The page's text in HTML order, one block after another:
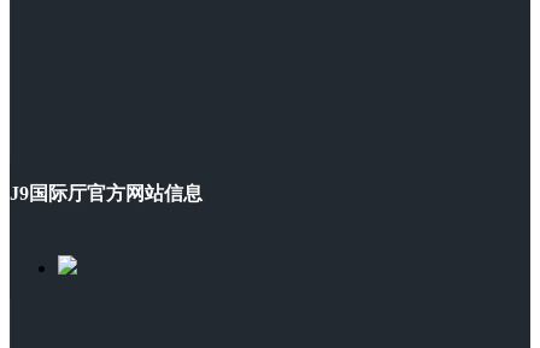
J9国际厅官方网站信息